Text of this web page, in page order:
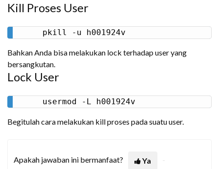
Kill Proses User
pkill -u h001924v
Bahkan Anda bisa melakukan lock terhadap user yang
bersangkutan.
Lock User
usermod -L h001924v
Begitulah cara melakukan kill proses pada suatu user.
Apakah jawaban ini bermanfaat?
Ya